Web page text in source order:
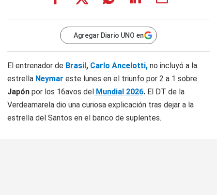
Agregar Diario UNO en
El entrenador de Brasil, Carlo Ancelotti, no incluyó a la
estrella Neymar este lunes en el triunfo por 2 a 1 sobre
Japón por los 16avos del Mundial 2026. El DT de la
Verdeamarela dio una curiosa explicación tras dejar a la
estrella del Santos en el banco de suplentes.